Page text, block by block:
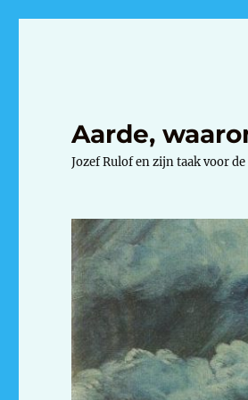
Aarde,
Jozef Rulof en zijn taak voor